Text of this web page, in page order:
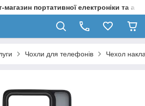
магазин портативної електроніки та
Чохли для телефонів Чехол